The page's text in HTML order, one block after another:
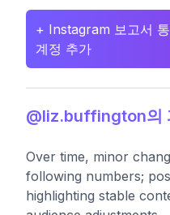
+ Instagram 보고서
계정 추가
@liz.buffington의
Over time, minor
following numbers;
highlighting stable